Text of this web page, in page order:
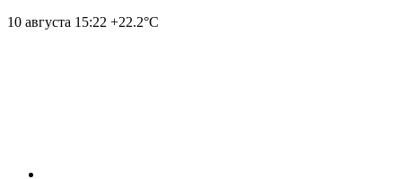
10 августа 15:22 +22.2°С